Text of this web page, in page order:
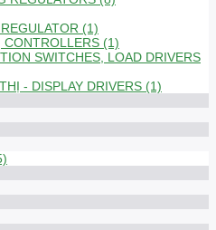
(1)
CONTROLLERS (1)
SWITCHES, LOAD DRIVERS
- DISPLAY DRIVERS (1)